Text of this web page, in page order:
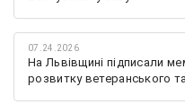
07.24.2026
На Львівщині підписали
розвитку ветеранського